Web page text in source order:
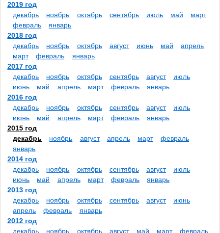
2019 год
декабрь
ноябрь октябрь сентябрь июль май
март
февраль
январь
2018 год
декабрь
ноябрь октябрь август июнь май
апрель
март
февраль
январь
2017 год
декабрь
ноябрь октябрь сентябрь август
июль
июнь
май апрель март февраль
январь
2016 год
декабрь
ноябрь октябрь сентябрь август
июль
июнь
май апрель март февраль
январь
2015 год
декабрь
ноябрь август апрель март
февраль
январь
2014 год
декабрь
ноябрь октябрь сентябрь август
июль
июнь
май апрель март февраль
январь
2013 год
декабрь
ноябрь октябрь сентябрь август
июнь
апрель
февраль
январь
2012 год
декабрь
ноябрь октябрь август май март
февраль